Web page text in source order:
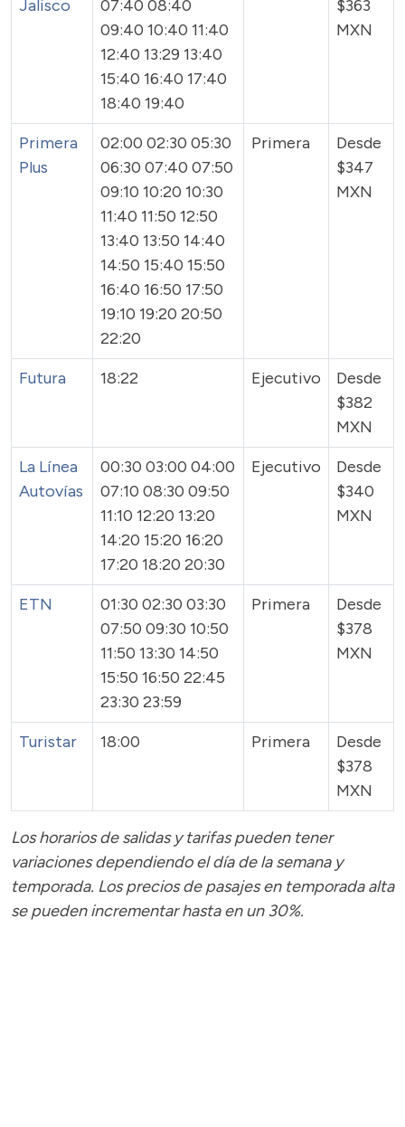
Jalisco
07:40 08:40
09:40 10:40 11:40
12:40 13:29 13:40
15:40 16:40 17:40
18:40 19:40
$363
MXN
Primera
Plus
02:00 02:30 05:30
06:30 07:40 07:50
09:10 10:20 10:30
11:40 11:50 12:50
13:40 13:50 14:40
14:50 15:40 15:50
16:40 16:50 17:50
19:10 19:20 20:50
22:20
Primera
Desde
$347
MXN
Futura 18:22 Ejecutivo
Desde
$382
MXN
La Línea
Autovías
00:30 03:00 04:00
07:10 08:30 09:50
11:10 12:20 13:20
14:20 15:20 16:20
17:20 18:20 20:30
Ejecutivo
Desde
$340
MXN
ETN
01:30 02:30 03:30
07:50 09:30 10:50
11:50 13:30 14:50
15:50 16:50 22:45
23:30 23:59
Primera
Desde
$378
MXN
Turistar 18:00 Primera
Desde
$378
MXN
Los horarios de salidas y tarifas pueden tener
variaciones dependiendo el día de la semana y
temporada. Los precios de pasajesen temporada alta
se pueden incrementar hasta en un 30%.